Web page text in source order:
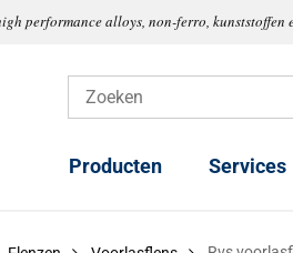
performance alloys, non-ferro, kunststoffen
Producten Services